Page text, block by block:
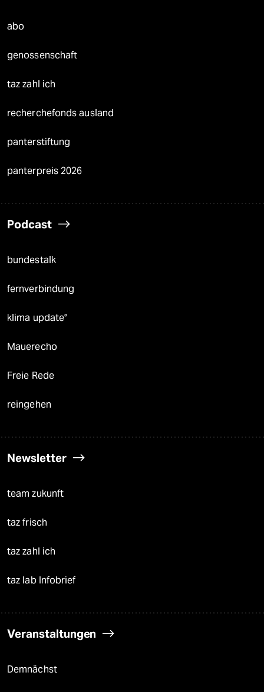
abo
genossenschaft
taz zahl ich
recherchefonds ausland
panterstiftung
panterpreis 2026
Podcast
bundestalk
fernverbindung
klima update°
Mauerecho
Freie Rede
reingehen
Newsletter
team zukunft
taz frisch
taz zahl ich
taz lab Infobrief
Veranstaltungen
Demnächst